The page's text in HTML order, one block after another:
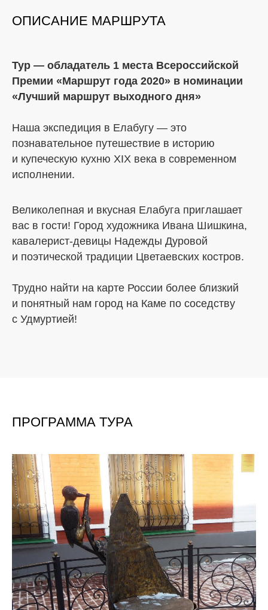
ОПИСАНИЕ МАРШРУТА
Тур — обладатель 1 места Всероссийской
Премии «Маршрут года 2020» в номинации
«Лучший маршрут выходного дня»
Наша экспедиция в Елабугу — это
познавательное путешествие в историю
и купеческую кухню XIX века в современном
исполнении.
Великолепная и вкусная Елабуга приглашает
вас в гости! Город художника Ивана Шишкина,
кавалерист-девицы Надежды Дуровой
и поэтической традиции Цветаевских костров.
Трудно найти на карте России более близкий
и понятный нам город на Каме по соседству
с Удмуртией!
ПРОГРАММА ТУРА